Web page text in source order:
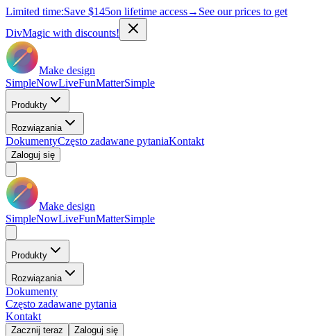
Limited time:Save $145on lifetime access→ See our prices to get
DivMagic with discounts!
Make design
SimpleNowLiveFunMatterSimple
Produkty
Rozwiązania
DokumentyCzęsto zadawane pytaniaKontakt
Zaloguj się
Make design
SimpleNowLiveFunMatterSimple
Produkty
Rozwiązania
Dokumenty
Często zadawane pytania
Kontakt
Zacznij teraz Zaloguj się